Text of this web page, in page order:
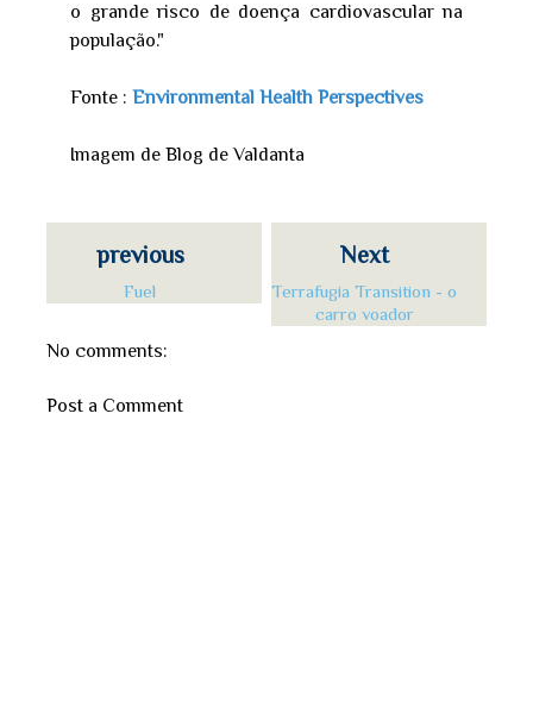
o grande risco de doença cardiovascular na
população."
Fonte : Environmental Health Perspectives
Imagem de Blog de Valdanta
Next
Terrafugia Transition - o
carro voador
previous
Fuel
No comments:
Post a Comment